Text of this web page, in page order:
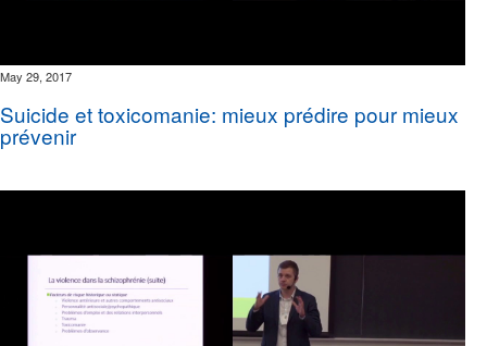
May 29, 2017
Suicide et toxicomanie: mieux prédire pour mieux
prévenir